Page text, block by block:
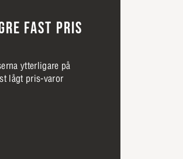
FAST PRIS
ytterligare på
lågt pris-varor